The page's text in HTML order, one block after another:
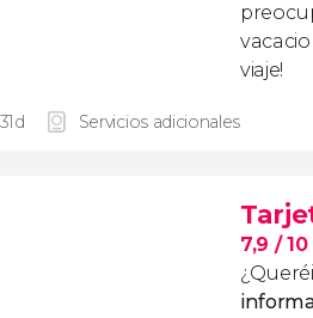
viaje!
Servicios adicionales
7,9 / 10